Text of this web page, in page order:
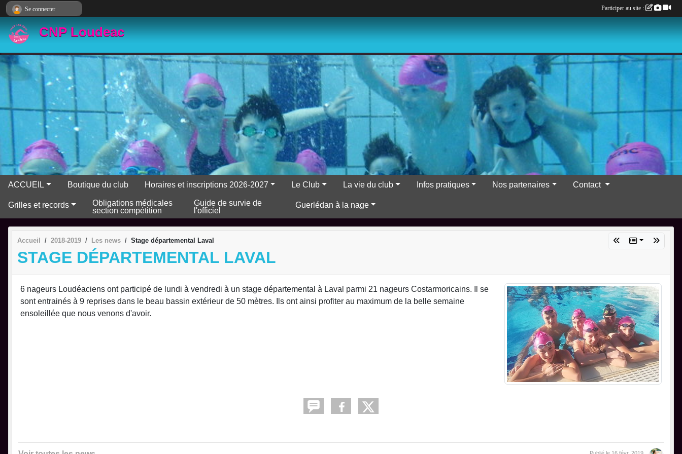
CNP Loudeac
ACCUEIL Boutique du club Horaires et inscriptions 2026-2027 Le Club La vie du club Infos pratiques Nos partenaires Contact
Grilles et records
Obligations médicales
section compétition
Guide de survie de
l'officiel
Guerlédan à la nage
Accueil 2018-2019 Les news Stage départemental Laval
STAGE DÉPARTEMENTAL LAVAL
6 nageurs Loudéaciens ont participé de lundi à vendredi à un stage départemental à Laval parmi 21 nageurs Costarmoricains. Il se
sont entrainés à 9 reprises dans le beau bassin extérieur de 50 mètres. Ils ont ainsi profiter au maximum de la belle semaine
ensoleillée que nous venons d'avoir.
Se connecter Participer au site :
Panneau de gestion des cookies